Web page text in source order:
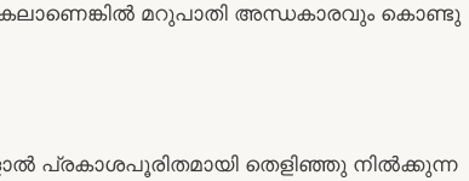
മറുപാതി അന്ധകാരവും കൊണ്ടു
പ്രകാശപൂരിതമായി തെളിഞ്ഞു നിൽക്കുന്ന